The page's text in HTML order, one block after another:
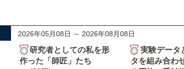
2026年05月08日 ～ 2026年08月08日
研究者としての私を形
作った「師匠」たち
実験データ
タを組み合わ